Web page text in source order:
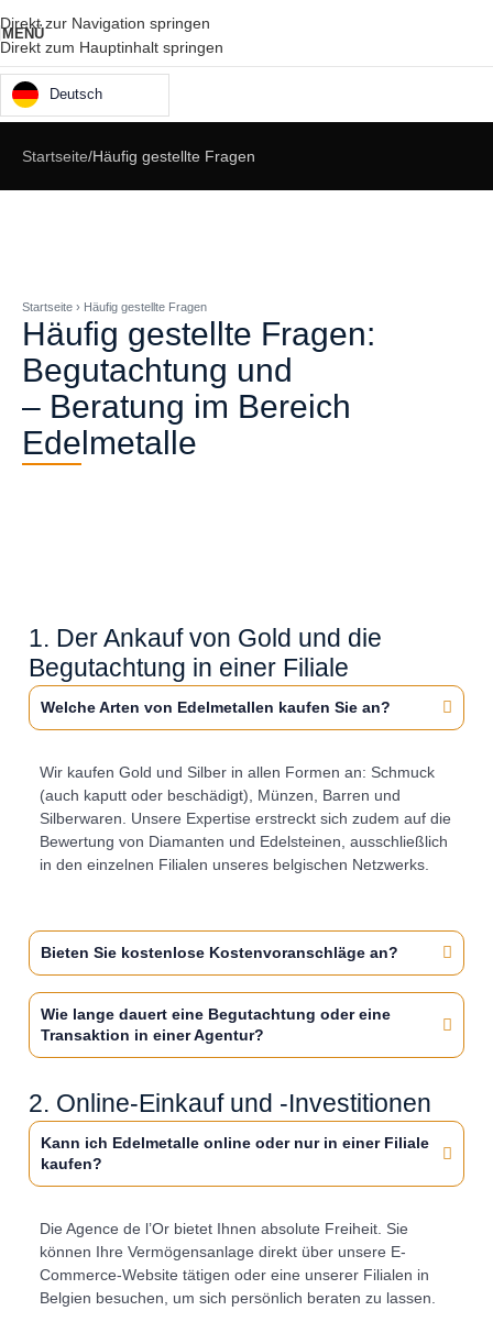
Direkt zur Navigation springen
Direkt zum Hauptinhalt springen
MENÜ
Deutsch
Startseite Häufig gestellte Fragen
Startseite › Häufig gestellte Fragen
Häufig gestellte Fragen:
Begutachtung und
– Beratung im Bereich
Edelmetalle
1. Der Ankauf von Gold und die
Begutachtung in einer Filiale
Welche Arten von Edelmetallen kaufen Sie an?
Wir kaufen Gold und Silber in allen Formen an: Schmuck
(auch kaputt oder beschädigt), Münzen, Barren und
Silberwaren. Unsere Expertise erstreckt sich zudem auf die
Bewertung von Diamanten und Edelsteinen, ausschließlich
in den einzelnen Filialen unseres belgischen Netzwerks.
Bieten Sie kostenlose Kostenvoranschläge an?
Wie lange dauert eine Begutachtung oder eine
Transaktion in einer Agentur?
2. Online-Einkauf und -Investitionen
Kann ich Edelmetalle online oder nur in einer Filiale
kaufen?
Die Agence de l’Or bietet Ihnen absolute Freiheit. Sie
können Ihre Vermögensanlage direkt über unsere E-
Commerce-Website tätigen oder eine unserer Filialen in
Belgien besuchen, um sich persönlich beraten zu lassen.